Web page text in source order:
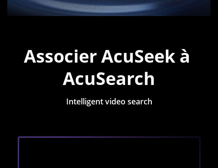
Associer AcuSeek à
AcuSearch
Intelligent video search